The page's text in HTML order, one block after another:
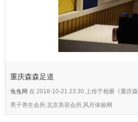
重庆森森足道
兔兔网 在 2018-10-21 23:30 上传于相册《重庆森
男子养生会所,北京美容会所,风月体验网